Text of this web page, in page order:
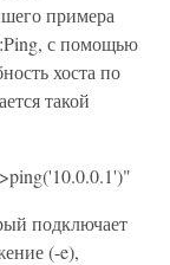
примера
с помощью
хоста по
такой
подключает
(-e),